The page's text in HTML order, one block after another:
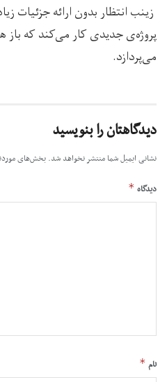
زینب انتظار بدون ارائه جزئیات
پروژه‌ی جدیدی کار می‌کند که باز
می‌پردازد.
دیدگاهتان را بنویسید
نشانی ایمیل شما منتشر نخواهد شد. بخش‌های
دیدگاه *
نام *